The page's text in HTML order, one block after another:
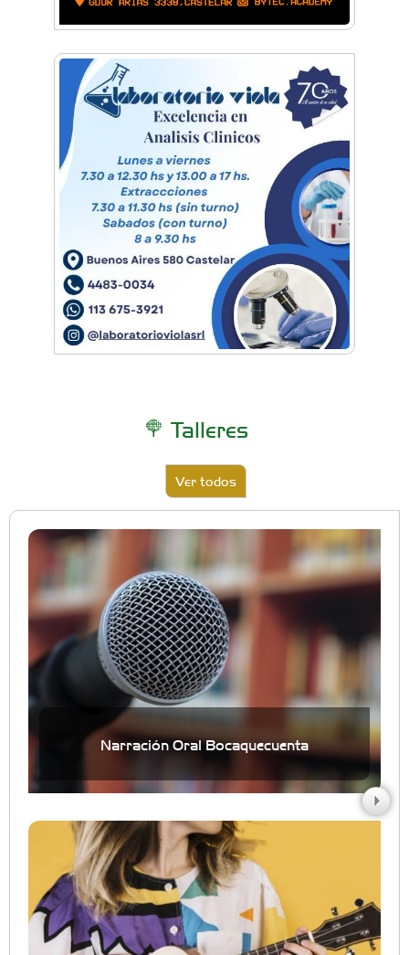
Talleres
Ver todos
Narración Oral Bocaquecuenta